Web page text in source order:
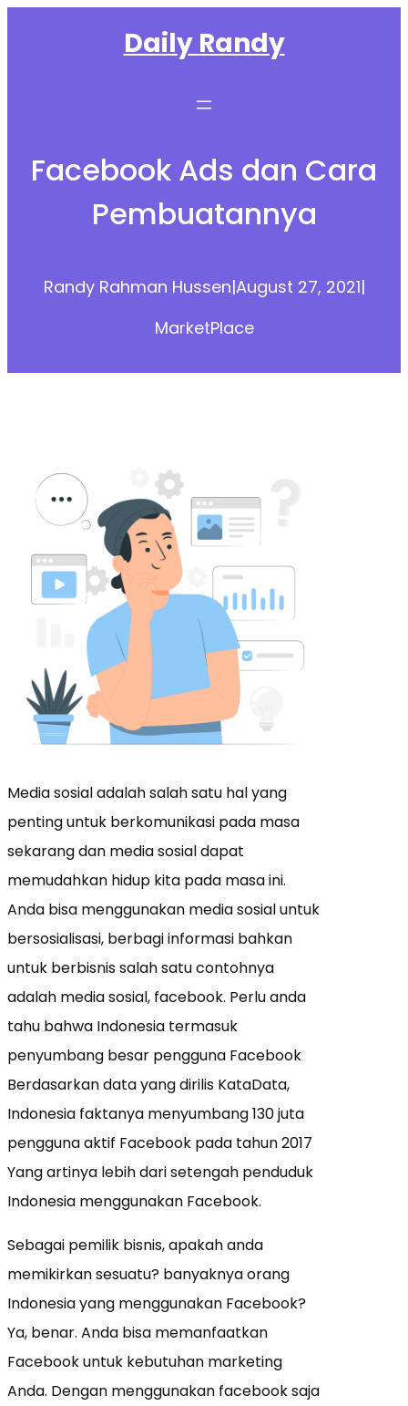
Daily Randy
Facebook Ads dan Cara
Pembuatannya
Randy Rahman Hussen|August 27, 2021|
MarketPlace
Media sosial adalah salah satu hal yang
penting untuk berkomunikasi pada masa
sekarang dan media sosial dapat
memudahkan hidup kita pada masa ini.
Anda bisa menggunakan media sosial untuk
bersosialisasi, berbagi informasi bahkan
untuk berbisnis salah satu contohnya
adalah media sosial, facebook. Perlu anda
tahu bahwa Indonesia termasuk
penyumbang besar pengguna Facebook
Berdasarkan data yang dirilis KataData,
Indonesia faktanya menyumbang 130 juta
pengguna aktif Facebook pada tahun 2017
Yang artinya lebih dari setengah penduduk
Indonesia menggunakan Facebook.
Sebagai pemilik bisnis, apakah anda
memikirkan sesuatu? banyaknya orang
Indonesia yang menggunakan Facebook?
Ya, benar. Anda bisa memanfaatkan
Facebook untuk kebutuhan marketing
Anda. Dengan menggunakan facebook saja